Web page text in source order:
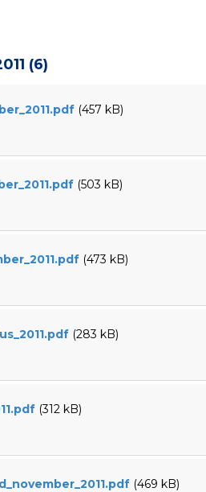
(6)
(457 kB)
(503 kB)
(473 kB)
(283 kB)
(312 kB)
(469 kB)